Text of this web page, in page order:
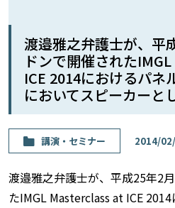
渡邉雅之弁護士が、平
ドンで開催された
ICE 2014におけるパネ
においてスピーカーと
講演・セミナー 2014/
渡邉雅之弁護士が、平成25年2
たIMGL Masterclass at ICE